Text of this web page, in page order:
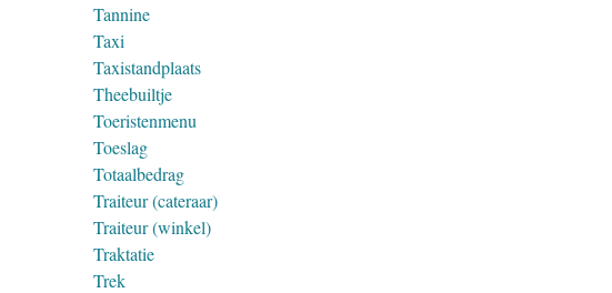
Tannine
Taxi
Taxistandplaats
Theebuiltje
Toeristenmenu
Toeslag
Totaalbedrag
Traiteur (cateraar)
Traiteur (winkel)
Traktatie
Trek